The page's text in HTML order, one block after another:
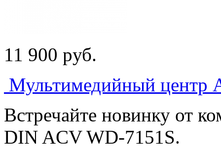
11 900 pуб.
Мультимедийный центр
Встречайте новинку от
DIN ACV WD-7151S.